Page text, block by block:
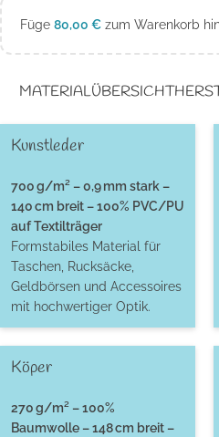
Füge 80,00 € zum Warenkorb
MATERIALÜBERSICHT
Kunstleder
700 g/m² – 0,9 mm stark –
140 cm breit – 100% PVC/PU
auf Textilträger
Formstabiles Material für
Taschen, Rucksäcke,
Geldbörsen und Accessoires
mit hochwertiger Optik.
Köper
270 g/m² – 100%
Baumwolle – 148 cm breit –